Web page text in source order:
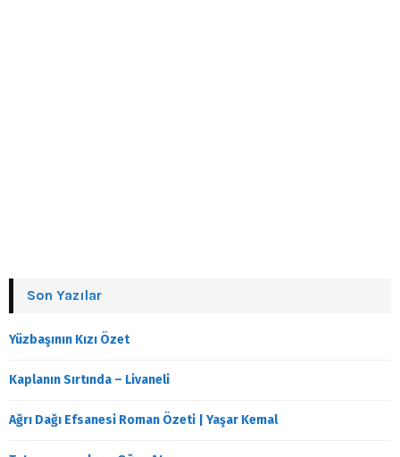
Son Yazılar
Yüzbaşının Kızı Özet
Kaplanın Sırtında – Livaneli
Ağrı Dağı Efsanesi Roman Özeti | Yaşar Kemal